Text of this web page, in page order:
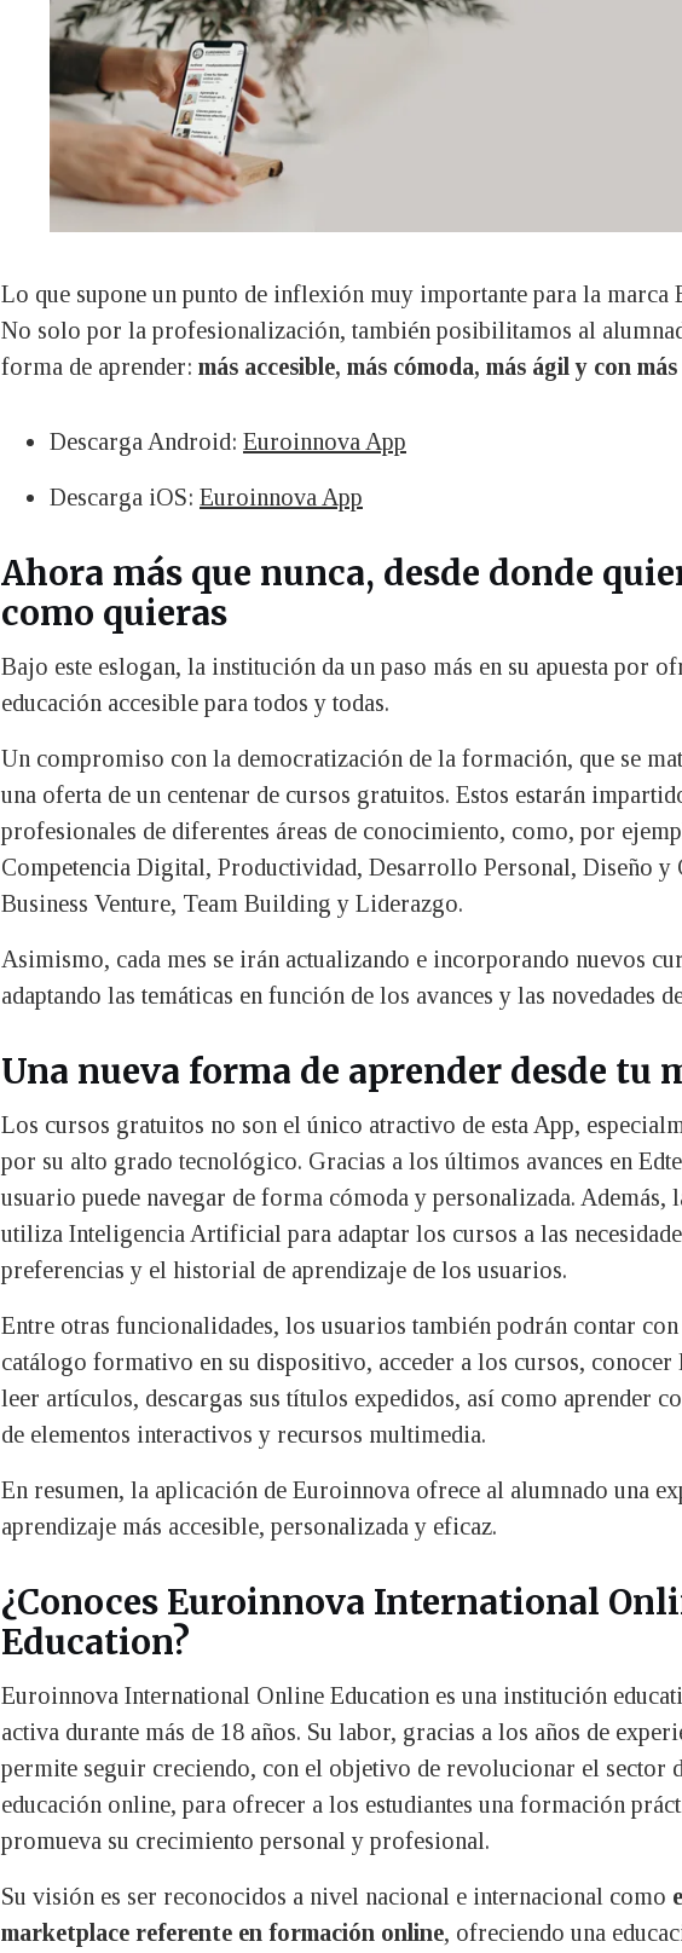
Lo que supone un punto de inflexión muy importante para la marca
No solo por la profesionalización, también posibilitamos al
forma de aprender: más accesible, más cómoda, más ágil y con
Descarga Android: Euroinnova App
Descarga iOS: Euroinnova App
Ahora más que nunca, desde donde
como quieras
Bajo este eslogan, la institución da un paso más en su apuesta por
educación accesible para todos y todas.
Un compromiso con la democratización de la formación, que se
una oferta de un centenar de cursos gratuitos. Estos estarán
profesionales de diferentes áreas de conocimiento, como, por
Competencia Digital, Productividad, Desarrollo Personal, Diseño y
Business Venture, Team Building y Liderazgo.
Asimismo, cada mes se irán actualizando e incorporando nuevos
adaptando las temáticas en función de los avances y las novedades
Una nueva forma de aprender desde tu
Los cursos gratuitos no son el único atractivo de esta App,
por su alto grado tecnológico. Gracias a los últimos avances en
usuario puede navegar de forma cómoda y personalizada. Además,
utiliza Inteligencia Artificial para adaptar los cursos a las
preferencias y el historial de aprendizaje de los usuarios.
Entre otras funcionalidades, los usuarios también podrán contar
catálogo formativo en su dispositivo, acceder a los cursos, conocer
leer artículos, descargas sus títulos expedidos, así como aprender
de elementos interactivos y recursos multimedia.
En resumen, la aplicación de Euroinnova ofrece al alumnado una
aprendizaje más accesible, personalizada y eficaz.
¿Conoces Euroinnova International
Education?
Euroinnova International Online Education es una institución
activa durante más de 18 años. Su labor, gracias a los años de
permite seguir creciendo, con el objetivo de revolucionar el sector
educación online, para ofrecer a los estudiantes una formación
promueva su crecimiento personal y profesional.
Su visión es ser reconocidos a nivel nacional e internacional como
marketplace referente en formación online, ofreciendo una